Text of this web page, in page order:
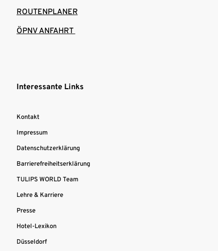
ROUTENPLANER
ÖPNV ANFAHRT
Interessante Links
Kontakt
Impressum
Datenschutzerklärung
Barrierefreiheitserklärung
TULIPS WORLD Team
Lehre & Karriere
Presse
Hotel-Lexikon
Düsseldorf